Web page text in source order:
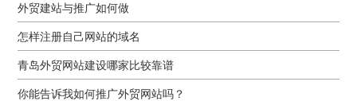
外贸建站与推广如何做
怎样注册自己网站的域名
青岛外贸网站建设哪家比较靠谱
你能告诉我如何推广外贸网站吗？